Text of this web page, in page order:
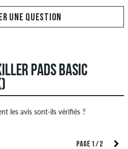
ici
LA RÉPONSE
UNE QUESTION
PADS BASIC
les avis sont-ils vérifiés ?
compte client skatedeluxe
ci seront publiés après notre
PAGE 1 / 2